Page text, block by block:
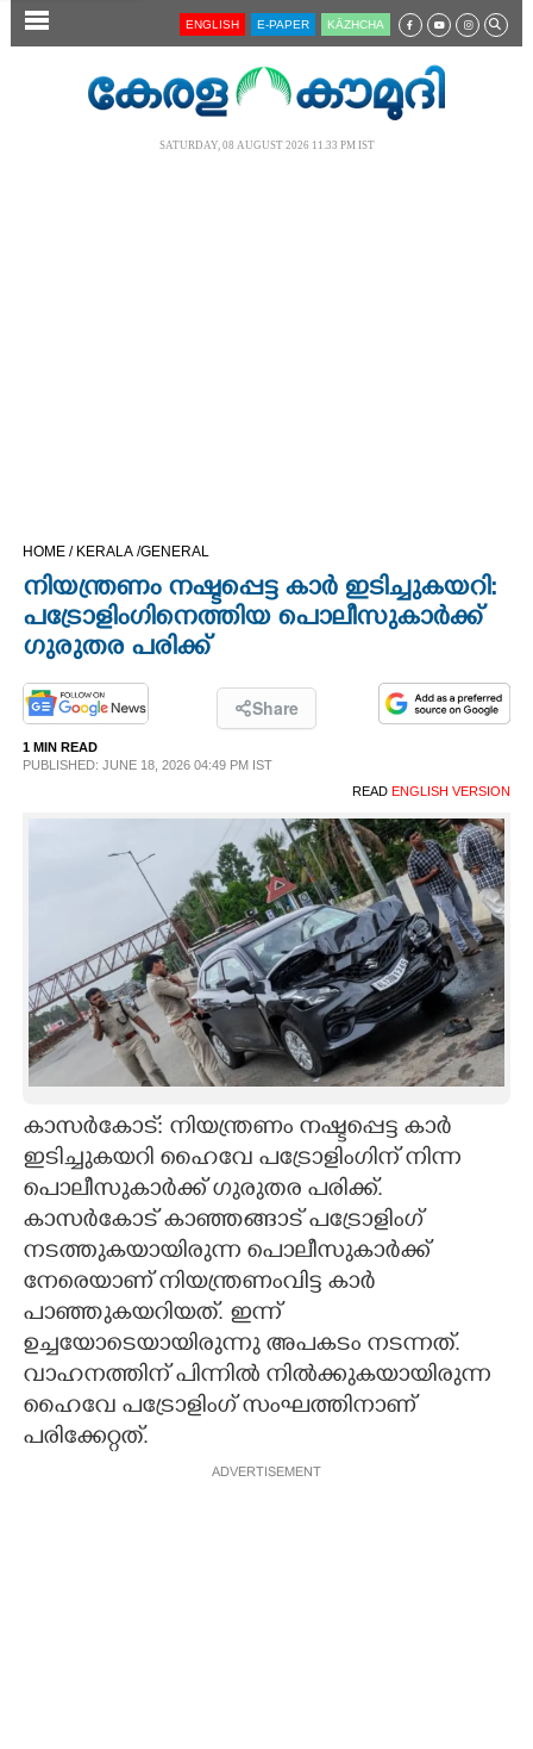
SECTIONS
CINEMA
OPINION
PHOTOS
LIFESTYLE
ART
ASTRO
LITERATURE
ZOOM
CONTACT US
ENGLISH E-PAPER KĀZHCHA
SATURDAY, 08 AUGUST 2026 11.33 PM IST
HOME / KERALA /GENERAL
നിയന്ത്രണം നഷ്ടപ്പെട്ട കാർ ഇടിച്ചുകയറി:
പട്രോളിംഗിനെത്തിയ പൊലീസുകാർക്ക്
ഗുരുതര പരിക്ക്
Share
1 MIN READ
PUBLISHED: JUNE 18, 2026 04:49 PM IST
READ ENGLISH VERSION
കാസർകോട്: നിയന്ത്രണം നഷ്ടപ്പെട്ട കാർ
ഇടിച്ചുകയറി ഹൈവേ പട്രോളിംഗിന് നിന്ന
പൊലീസുകാർക്ക് ഗുരുതര പരിക്ക്.
കാസർകോട് കാഞ്ഞങ്ങാട് പട്രോളിംഗ്
നടത്തുകയായിരുന്ന പൊലീസുകാർക്ക്
നേരെയാണ് നിയന്ത്രണംവിട്ട കാർ
പാഞ്ഞുകയറിയത്. ഇന്ന്
ഉച്ചയോടെയായിരുന്നു അപകടം നടന്നത്.
വാഹനത്തിന് പിന്നിൽ നിൽക്കുകയായിരുന്ന
ഹൈവേ പട്രോളിംഗ് സംഘത്തിനാണ്
പരിക്കേറ്റത്.
ADVERTISEMENT